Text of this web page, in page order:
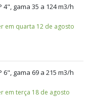
gama 35 a 124 m3/h
em quarta 12 de agosto
gama 69 a 215 m3/h
em terça 18 de agosto